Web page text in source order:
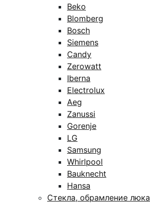
Beko
Blomberg
Bosch
Siemens
Candy
Zerowatt
Iberna
Electrolux
Aeg
Zanussi
Gorenje
LG
Samsung
Whirlpool
Bauknecht
Hansa
Стекла, обрамление люка